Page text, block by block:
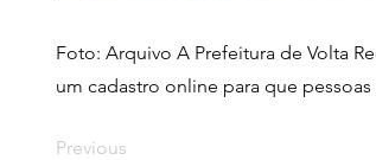
Foto: Arquivo A Prefeitura de Volta
um cadastro online para que pessoas
Previous